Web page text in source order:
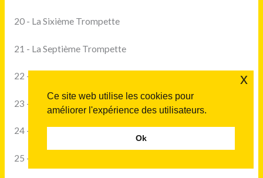
20 - La Sixième Trompette
21 - La Septième Trompette
22 - Les Deux Témoins
23 - La Femme et le Dragon
24 - Les Deux Bêtes
25 - L'Agneau à Sion
Ce site web utilise les cookies pour
améliorer l'expérience des utilisateurs.
Ok
x